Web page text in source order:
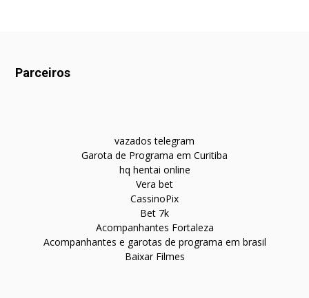
Parceiros
vazados telegram
Garota de Programa em Curitiba
hq hentai online
Vera bet
CassinoPix
Bet 7k
Acompanhantes Fortaleza
Acompanhantes e garotas de programa em brasil
Baixar Filmes